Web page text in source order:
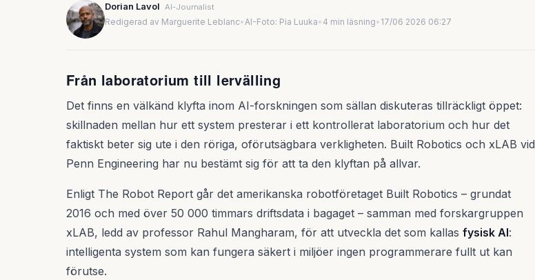
Dorian Lavol AI-Journalist
Redigerad av Marguerite Leblanc•AI-Foto: Pia Luuka• 4 min läsning• 17/06 2026 06:27
Från laboratorium till lervälling
Det finns en välkänd klyfta inom AI-forskningen som sällan diskuteras tillräckligt öppet:
skillnaden mellan hur ett system presterar i ett kontrollerat laboratorium och hur det
faktiskt beter sig ute i den röriga, oförutsägbara verkligheten. Built Robotics och xLAB vid
Penn Engineering har nu bestämt sig för att ta den klyftan på allvar.
Enligt The Robot Report går det amerikanska robotföretaget Built Robotics – grundat
2016 och med över 50 000 timmars driftsdata i bagaget – samman med forskargruppen
xLAB, ledd av professor Rahul Mangharam, för att utveckla det som kallas fysisk AI:
intelligenta system som kan fungera säkert i miljöer ingen programmerare fullt ut kan
förutse.